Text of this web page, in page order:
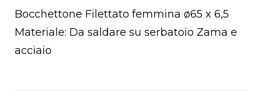
Bocchettone Filettato femmina ø65 x 6,5
Materiale: Da saldare su serbatoio Zama e
acciaio